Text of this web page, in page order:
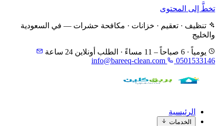
تخطَّ إلى المحتوى
تنظيف · تعقيم · خزانات · مكافحة حشرات — في السعودية
والخليج
يومياً · 6 صباحاً – 11 مساءً · الطلب أونلاين 24 ساعة
info@bareeq-clean.com
0501533146
الرئيسية
الخدمات